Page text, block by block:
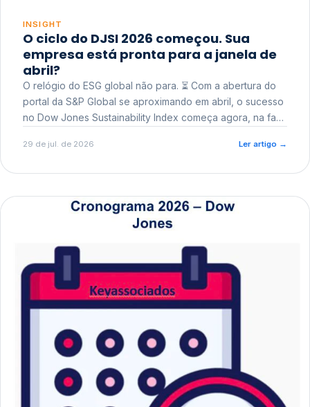
INSIGHT
O ciclo do DJSI 2026 começou. Sua
empresa está pronta para a janela de
abril?
O relógio do ESG global não para. ⏳ Com a abertura do
portal da S&P Global se aproximando em abril, o sucesso
no Dow Jones Sustainability Index começa agora, na fase
29 de jul. de 2026 Ler artigo →